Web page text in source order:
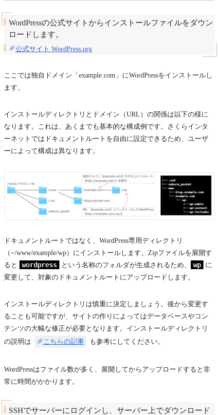
WordPressの公式サイトからインストールファイルをダウン
ロードします。
公式サイト WordPress.org
ここでは独自ドメイン「example.com」にWordPressをインストールし
ます。
インストールディレクトリとドメイン（URL）の関係は以下の様に
なります。これは、あくまでも基本的な構成例です。さくらインタ
ーネットではドキュメントルートを自由に設定できるため、ユーザ
ーによって構成は異なります。
ドキュメントルートではなく、WordPress専用ディレクトリ
（~/www/example/wp）にインストールします。Zipファイルを展開す
ると
wordpress という名称のフォルダが生成されるため、 wp
に
変更して、対象のドキュメントルートにアップロードします。
インストールディレクトリは慎重に決定しましょう。後から変更す
ることも可能ですが、サイトの作りによってはデータベースやコン
テンツの大幅な修正が必要となります。インストールディレクトリ
の説明は
こちらの記事 も参考にしてください。
WordPressはファイル数が多く、展開してからアップロードすると非
常に時間がかかります。
SSHでサーバーにログインし、サーバー上でダウンロード